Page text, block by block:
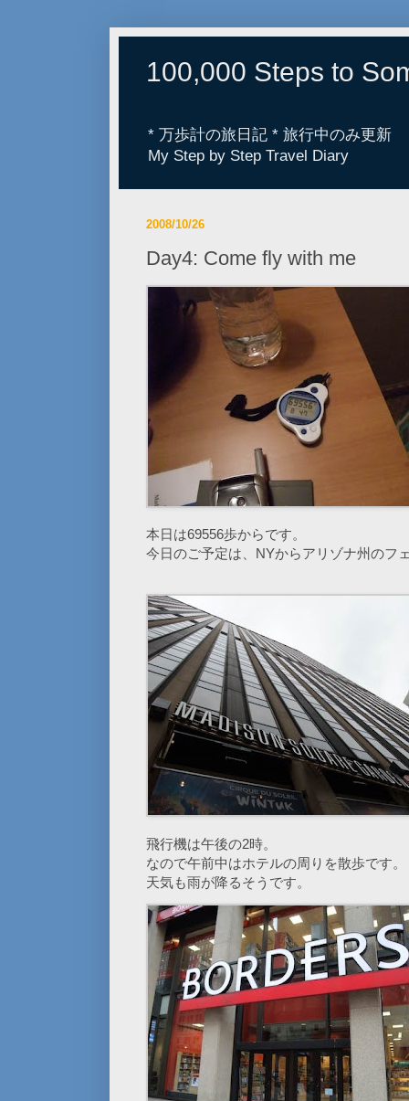
100,000 Steps to
* 万歩計の旅日記 * 旅行中のみ更新
My Step by Step Travel Diary
2008/10/26
Day4: Come fly with me
本日は69556歩からです。
今日のご予定は、NYからアリゾナ州のフ
飛行機は午後の2時。
なので午前中はホテルの周りを散歩です。
天気も雨が降るそうです。